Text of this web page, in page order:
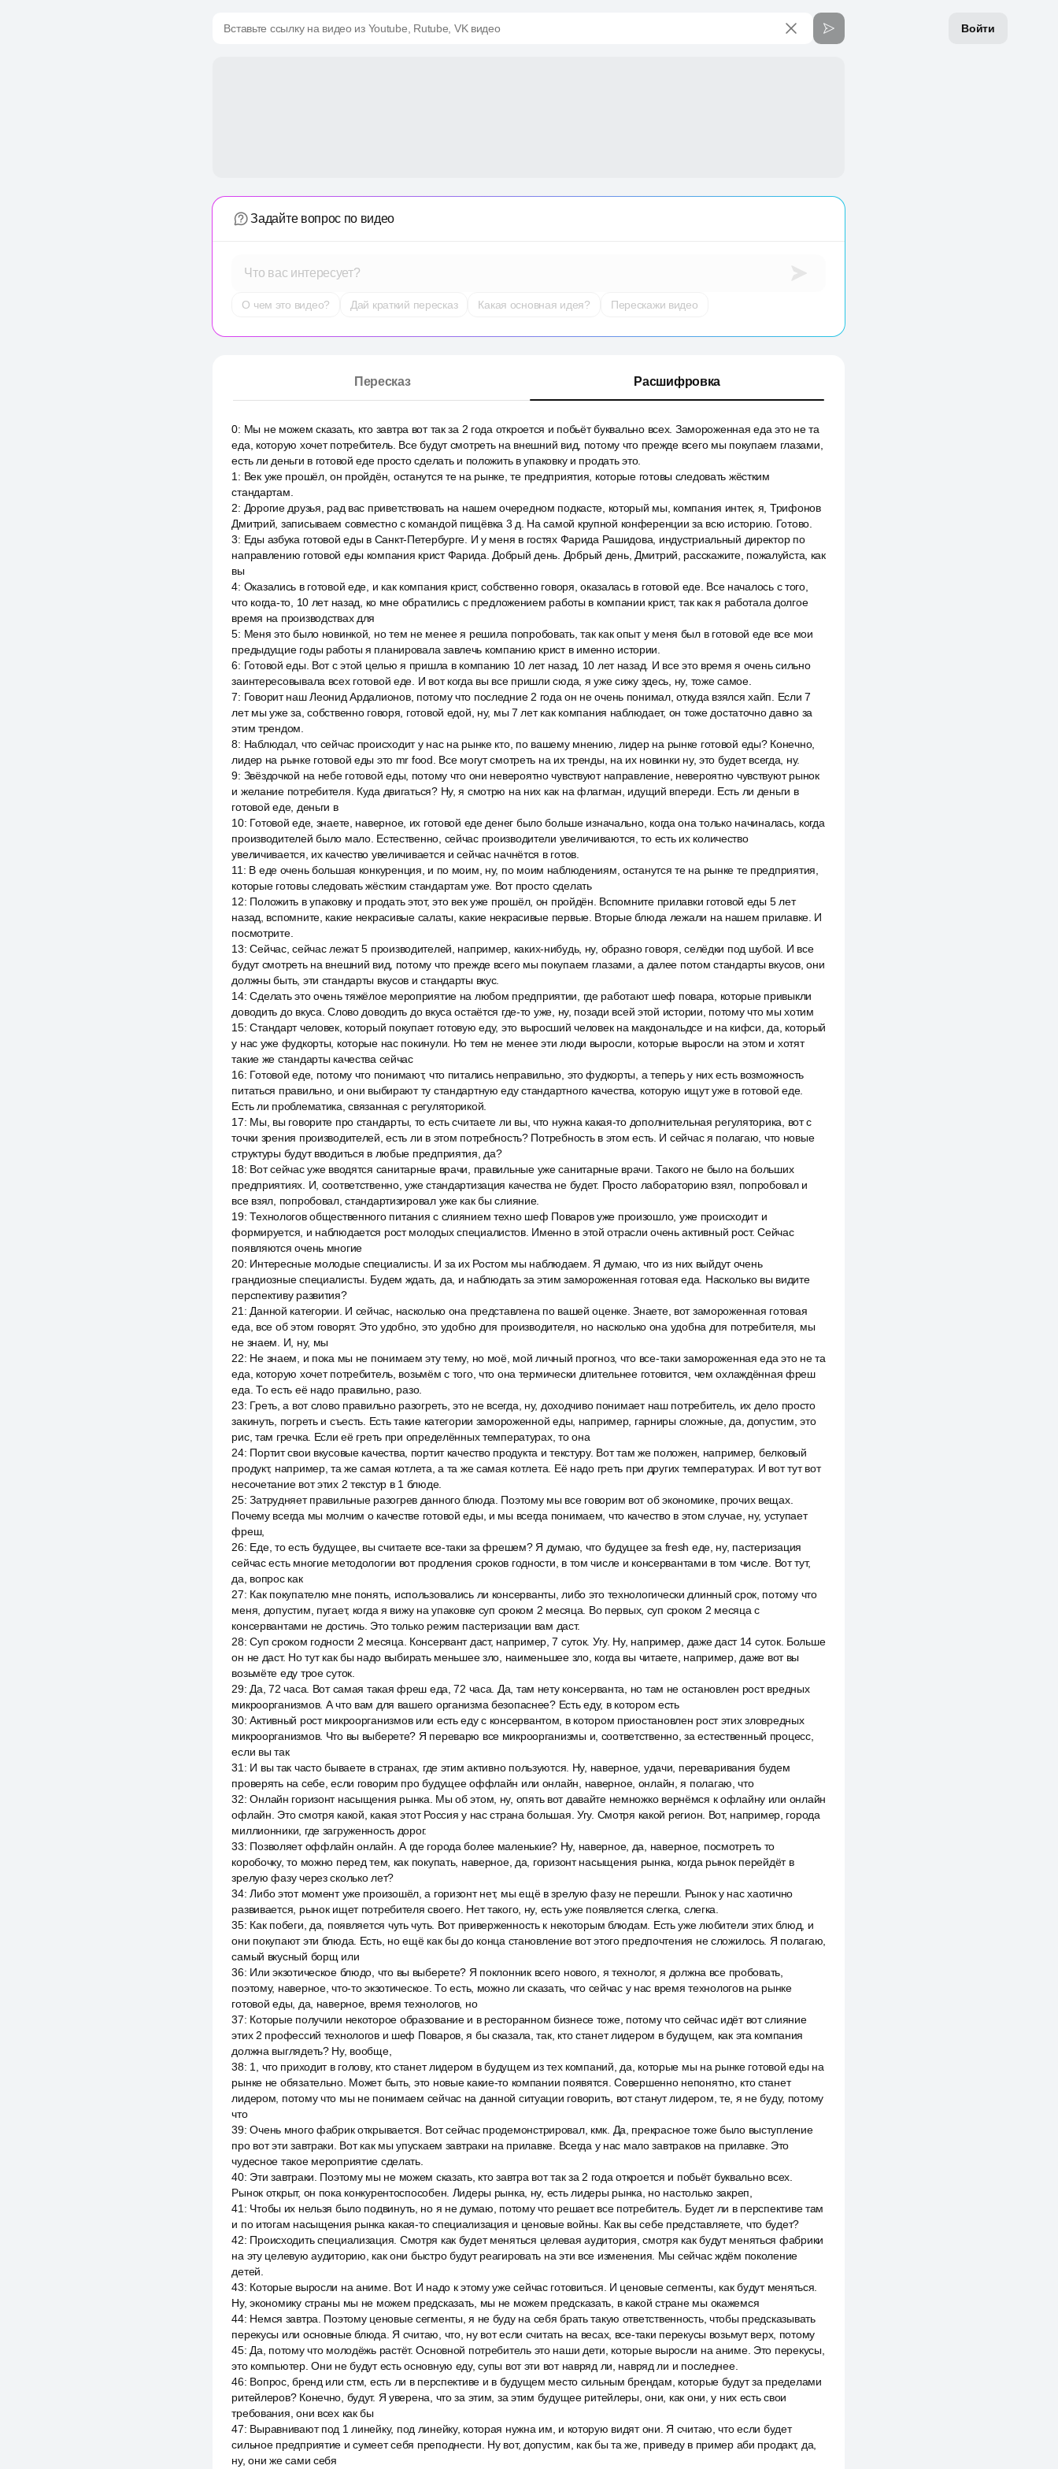
Войти
Вставьте ссылку на видео из Youtube, Rutube, VK видео
Задайте вопрос по видео
Что вас интересует?
О чем это видео? Дай краткий пересказ Какая основная идея? Перескажи видео
Пересказ Расшифровка
0: Мы не можем сказать, кто завтра вот так за 2 года откроется и побьёт буквально всех. Замороженная еда это не та
еда, которую хочет потребитель. Все будут смотреть на внешний вид, потому что прежде всего мы покупаем глазами,
есть ли деньги в готовой еде просто сделать и положить в упаковку и продать это.
1 : Век уже прошёл, он пройдён, останутся те на рынке, те предприятия, которые готовы следовать жёстким
стандартам.
2: Дорогие друзья, рад вас приветствовать на нашем очередном подкасте, который мы, компания интек, я, Трифонов
Дмитрий, записываем совместно с командой пищёвка 3 д. На самой крупной конференции за всю историю. Готово.
3: Еды азбука готовой еды в Санкт-Петербурге. И у меня в гостях Фарида Рашидова, индустриальный директор по
направлению готовой еды компания крист Фарида. Добрый день. Добрый день, Дмитрий, расскажите, пожалуйста, как
вы
4: Оказались в готовой еде, и как компания крист, собственно говоря, оказалась в готовой еде. Все началось с того,
что когда-то, 10 лет назад, ко мне обратились с предложением работы в компании крист, так как я работала долгое
время на производствах для
5: Меня это было новинкой, но тем не менее я решила попробовать, так как опыт у меня был в готовой еде все мои
предыдущие годы работы я планировала завлечь компанию крист в именно истории.
6: Готовой еды. Вот с этой целью я пришла в компанию 10 лет назад, 10 лет назад. И все это время я очень сильно
заинтересовывала всех готовой еде. И вот когда вы все пришли сюда, я уже сижу здесь, ну, тоже самое.
7: Говорит наш Леонид Ардалионов, потому что последние 2 года он не очень понимал, откуда взялся хайп. Если 7
лет мы уже за, собственно говоря, готовой едой, ну, мы 7 лет как компания наблюдает, он тоже достаточно давно за
этим трендом.
8: Наблюдал, что сейчас происходит у нас на рынке кто, по вашему мнению, лидер на рынке готовой еды? Конечно,
лидер на рынке готовой еды это mr food. Все могут смотреть на их тренды, на их новинки ну, это будет всегда, ну.
9: Звёздочкой на небе готовой еды, потому что они невероятно чувствуют направление, невероятно чувствуют рынок
и желание потребителя. Куда двигаться? Ну, я смотрю на них как на флагман, идущий впереди. Есть ли деньги в
готовой еде, деньги в
10: Готовой еде, знаете, наверное, их готовой еде денег было больше изначально, когда она только начиналась, когда
производителей было мало. Естественно, сейчас производители увеличиваются, то есть их количество
увеличивается, их качество увеличивается и сейчас начнётся в готов.
11 : В еде очень большая конкуренция, и по моим, ну, по моим наблюдениям, останутся те на рынке те предприятия,
которые готовы следовать жёстким стандартам уже. Вот просто сделать
12: Положить в упаковку и продать этот, это век уже прошёл, он пройдён. Вспомните прилавки готовой еды 5 лет
назад, вспомните, какие некрасивые салаты, какие некрасивые первые. Вторые блюда лежали на нашем прилавке. И
посмотрите.
13:Сейчас, сейчас лежат 5 производителей, например, каких-нибудь, ну, образно говоря, селёдки под шубой. И все
будут смотреть на внешний вид, потому что прежде всего мы покупаем глазами, а далее потом стандарты вкусов, они
должны быть, эти стандарты вкусов и стандарты вкус.
14:Сделать это очень тяжёлое мероприятие на любом предприятии, где работают шеф повара, которые привыкли
доводить до вкуса. Слово доводить до вкуса остаётся где-то уже, ну, позади всей этой истории, потому что мы хотим
15:Стандарт человек, который покупает готовую еду, это выросший человек на макдональдсе и на кифси, да, который
у нас уже фудкорты, которые нас покинули. Но тем не менее эти люди выросли, которые выросли на этом и хотят
такие же стандарты качества сейчас
16: Готовой еде, потому что понимают, что питались неправильно, это фудкорты, а теперь у них есть возможность
питаться правильно, и они выбирают ту стандартную еду стандартного качества, которую ищут уже в готовой еде.
Есть ли проблематика, связанная с регуляторикой.
17: Мы, вы говорите про стандарты, то есть считаете ли вы, что нужна какая-то дополнительная регуляторика, вот с
точки зрения производителей, есть ли в этом потребность? Потребность в этом есть. И сейчас я полагаю, что новые
структуры будут вводиться в любые предприятия, да?
18: Вот сейчас уже вводятся санитарные врачи, правильные уже санитарные врачи. Такого не было на больших
предприятиях. И, соответственно, уже стандартизация качества не будет. Просто лабораторию взял, попробовал и
все взял, попробовал, стандартизировал уже как бы слияние.
19:Технологов общественного питания с слиянием техно шеф Поваров уже произошло, уже происходит и
формируется, и наблюдается рост молодых специалистов. Именно в этой отрасли очень активный рост. Сейчас
появляются очень многие
20: Интересные молодые специалисты. И за их Ростом мы наблюдаем. Я думаю, что из них выйдут очень
грандиозные специалисты. Будем ждать, да, и наблюдать за этим замороженная готовая еда. Насколько вы видите
перспективу развития?
21 : Данной категории. И сейчас, насколько она представлена по вашей оценке. Знаете, вот замороженная готовая
еда, все об этом говорят. Это удобно, это удобно для производителя, но насколько она удобна для потребителя, мы
не знаем. И, ну, мы
22: Не знаем, и пока мы не понимаем эту тему, но моё, мой личный прогноз, что все-таки замороженная еда это не та
еда, которую хочет потребитель, возьмём с того, что она термически длительнее готовится, чем охлаждённая фреш
еда. То есть её надо правильно, разо.
23: Греть, а вот слово правильно разогреть, это не всегда, ну, доходчиво понимает наш потребитель, их дело просто
закинуть, погреть и съесть. Есть такие категории замороженной еды, например, гарниры сложные, да, допустим, это
рис, там гречка. Если её греть при определённых температурах, то она
24: Портит свои вкусовые качества, портит качество продукта и текстуру. Вот там же положен, например, белковый
продукт, например, та же самая котлета, а та же самая котлета. Её надо греть при других температурах. И вот тут вот
несочетание вот этих 2 текстур в 1 блюде.
25:Затрудняет правильные разогрев данного блюда. Поэтому мы все говорим вот об экономике, прочих вещах.
Почему всегда мы молчим о качестве готовой еды, и мы всегда понимаем, что качество в этом случае, ну, уступает
фреш,
26: Еде, то есть будущее, вы считаете все-таки за фрешем? Я думаю, что будущее за fresh еде, ну, пастеризация
сейчас есть многие методологии вот продления сроков годности, в том числе и консервантами в том числе. Вот тут,
да, вопрос как
27: Как покупателю мне понять, использовались ли консерванты, либо это технологически длинный срок, потому что
меня, допустим, пугает, когда я вижу на упаковке суп сроком 2 месяца. Во первых, суп сроком 2 месяца с
консервантами не достичь. Это только режим пастеризации вам даст.
28:Суп сроком годности 2 месяца. Консервант даст, например, 7 суток. Угу. Ну, например, даже даст 14 суток. Больше
он не даст. Но тут как бы надо выбирать меньшее зло, наименьшее зло, когда вы читаете, например, даже вот вы
возьмёте еду трое суток.
29: Да, 72 часа. Вот самая такая фреш еда, 72 часа. Да, там нету консерванта, но там не остановлен рост вредных
микроорганизмов. А что вам для вашего организма безопаснее? Есть еду, в котором есть
30:Активный рост микроорганизмов или есть еду с консервантом, в котором приостановлен рост этих зловредных
микроорганизмов. Что вы выберете? Я переварю все микроорганизмы и, соответственно, за естественный процесс,
если вы так
31 : И вы так часто бываете в странах, где этим активно пользуются. Ну, наверное, удачи, переваривания будем
проверять на себе, если говорим про будущее оффлайн или онлайн, наверное, онлайн, я полагаю, что
32:Онлайн горизонт насыщения рынка. Мы об этом, ну, опять вот давайте немножко вернёмся к офлайну или онлайн
офлайн. Это смотря какой, какая этот Россия у нас страна большая. Угу. Смотря какой регион. Вот, например, города
миллионники, где загруженность дорог.
33: Позволяет оффлайн онлайн. А где города более маленькие? Ну, наверное, да, наверное, посмотреть то
коробочку, то можно перед тем, как покупать, наверное, да, горизонт насыщения рынка, когда рынок перейдёт в
зрелую фазу через сколько лет?
34:Либо этот момент уже произошёл, а горизонт нет, мы ещё в зрелую фазу не перешли. Рынок у нас хаотично
развивается, рынок ищет потребителя своего. Нет такого, ну, есть уже появляется слегка, слегка.
35: Как побеги, да, появляется чуть чуть. Вот приверженность к некоторым блюдам. Есть уже любители этих блюд, и
они покупают эти блюда. Есть, но ещё как бы до конца становление вот этого предпочтения не сложилось. Я полагаю,
самый вкусный борщ или
36: Или экзотическое блюдо, что вы выберете? Я поклонник всего нового, я технолог, я должна все пробовать,
поэтому, наверное, что-то экзотическое. То есть, можно ли сказать, что сейчас у нас время технологов на рынке
готовой еды, да, наверное, время технологов, но
37: Которые получили некоторое образование и в ресторанном бизнесе тоже, потому что сейчас идёт вот слияние
этих 2 профессий технологов и шеф Поваров, я бы сказала, так, кто станет лидером в будущем, как эта компания
должна выглядеть? Ну, вообще,
38: 1, что приходит в голову, кто станет лидером в будущем из тех компаний, да, которые мы на рынке готовой еды на
рынке не обязательно. Может быть, это новые какие-то компании появятся. Совершенно непонятно, кто станет
лидером, потому что мы не понимаем сейчас на данной ситуации говорить, вот станут лидером, те, я не буду, потому
что
39:Очень много фабрик открывается. Вот сейчас продемонстрировал, кмк. Да, прекрасное тоже было выступление
про вот эти завтраки. Вот как мы упускаем завтраки на прилавке. Всегда у нас мало завтраков на прилавке. Это
чудесное такое мероприятие сделать.
40: Эти завтраки. Поэтому мы не можем сказать, кто завтра вот так за 2 года откроется и побьёт буквально всех.
Рынок открыт, он пока конкурентоспособен. Лидеры рынка, ну, есть лидеры рынка, но настолько закреп,
41 : Чтобы их нельзя было подвинуть, но я не думаю, потому что решает все потребитель. Будет ли в перспективе там
и по итогам насыщения рынка какая-то специализация и ценовые войны. Как вы себе представляете, что будет?
42: Происходить специализация. Смотря как будет меняться целевая аудитория, смотря как будут меняться фабрики
на эту целевую аудиторию, как они быстро будут реагировать на эти все изменения. Мы сейчас ждём поколение
детей.
43: Которые выросли на аниме. Вот. И надо к этому уже сейчас готовиться. И ценовые сегменты, как будут меняться.
Ну, экономику страны мы не можем предсказать, мы не можем предсказать, в какой стране мы окажемся
44: Немся завтра. Поэтому ценовые сегменты, я не буду на себя брать такую ответственность, чтобы предсказывать
перекусы или основные блюда. Я считаю, что, ну вот если считать на весах, все-таки перекусы возьмут верх, потому
45: Да, потому что молодёжь растёт. Основной потребитель это наши дети, которые выросли на аниме. Это перекусы,
это компьютер. Они не будут есть основную еду, супы вот эти вот навряд ли, навряд ли и последнее.
46: Вопрос, бренд или стм, есть ли в перспективе и в будущем место сильным брендам, которые будут за пределами
ритейлеров? Конечно, будут. Я уверена, что за этим, за этим будущее ритейлеры, они, как они, у них есть свои
требования, они всех как бы
47: Выравнивают под 1 линейку, под линейку, которая нужна им, и которую видят они. Я считаю, что если будет
сильное предприятие и сумеет себя преподнести. Ну вот, допустим, как бы та же, приведу в пример аби продакт, да,
ну, они же сами себя